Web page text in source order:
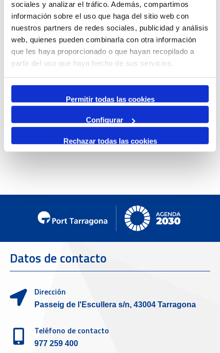
sociales y analizar el tráfico. Además, compartimos
información sobre el uso que haga del sitio web con
nuestros partners de redes sociales, publicidad y análisis
web, quienes pueden combinarla con otra información
que les haya proporcionado o que hayan recopilado a
partir del uso que haya hecho de sus servicios.
Permitir todas las cookies
Configurar
Rechazar todas las cookies
Datos de contacto
Dirección
Passeig de l'Escullera s/n, 43004 Tarragona
Teléfono de contacto
977 259 400